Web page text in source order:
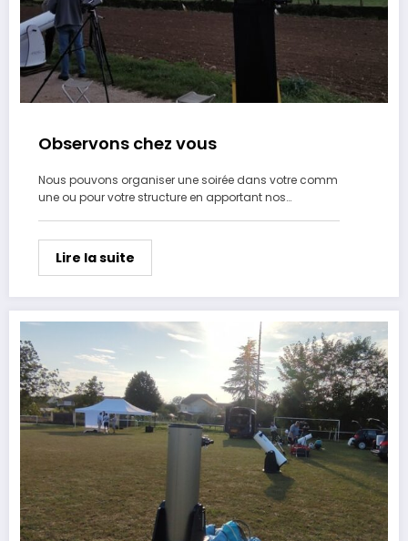
Observons chez vous
Nous pouvons organiser une soirée dans votre comm
une ou pour votre structure en apportant nos…
Lire la suite